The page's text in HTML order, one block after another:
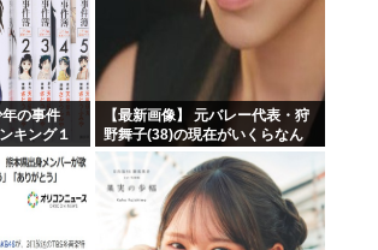
年の事件
キング１
【最新画像】 元バレー代表・狩
野舞子(38)の現在がいくらなん
でも即ハボすぎる！